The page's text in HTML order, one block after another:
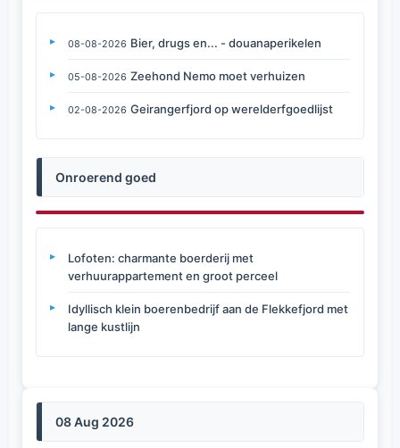
08-08-2026 Bier, drugs en... - douanaperikelen
05-08-2026 Zeehond Nemo moet verhuizen
02-08-2026 Geirangerfjord op werelderfgoedlijst
Onroerend goed
Lofoten: charmante boerderij met
verhuurappartement en groot perceel
Idyllisch klein boerenbedrijf aan de Flekkefjord met
lange kustlijn
08 Aug 2026